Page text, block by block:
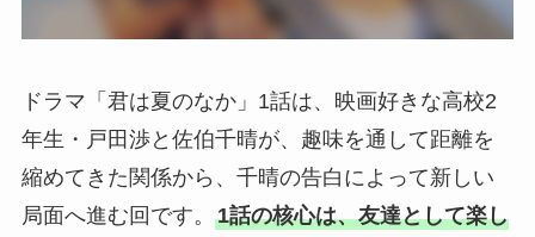
ドラマ「君は夏のなか」1話は、映画好きな高校2
年生・戸田渉と佐伯千晴が、趣味を通して距離を
縮めてきた関係から、千晴の告白によって新しい
局面へ進む回です。 1話の核心は、友達として楽し